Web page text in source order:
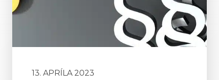
13. APRÍLA 2023